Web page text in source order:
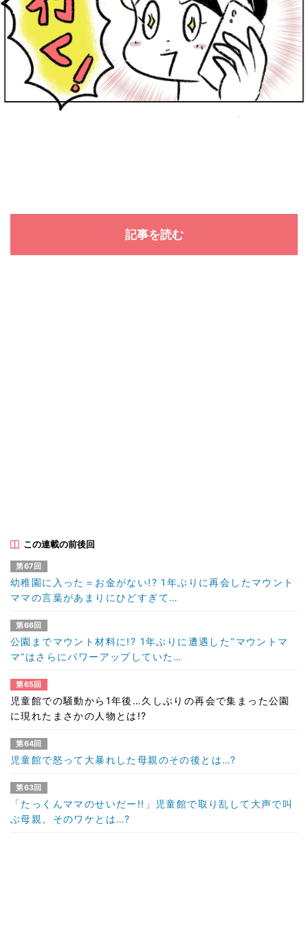
記事を読む
この連載の前後回
第67回
幼稚園に入った＝お金がない!? 1年ぶりに再会したマウント
ママの言葉があまりにひどすぎて…
第66回
公園までマウント材料に!? 1年ぶりに遭遇した‟マウントマ
マ”はさらにパワーアップしていた…
第65回
児童館での騒動から1年後…久しぶりの再会で集まった公園
に現れたまさかの人物とは!?
第64回
児童館で怒って大暴れした母親のその後とは…?
第63回
「たっくんママのせいだー!!」児童館で取り乱して大声で叫
ぶ母親。そのワケとは…?